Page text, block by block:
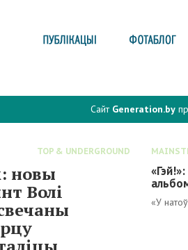
Сайт Generation.by
TOP & UNDERGROUND
новы
Волі
«У